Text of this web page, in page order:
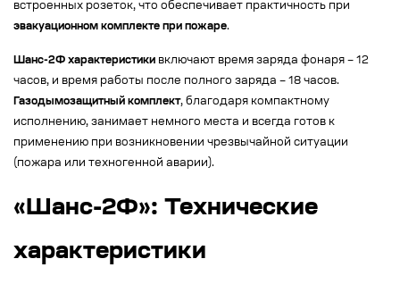
встроенных розеток, что обеспечивает практичность при
эвакуационном комплекте при пожаре.
Шанс-2Ф характеристики включают время заряда фонаря – 12
часов, и время работы после полного заряда – 18 часов.
Газодымозащитный комплект, благодаря компактному
исполнению, занимает немного места и всегда готов к
применению при возникновении чрезвычайной ситуации
(пожара или техногенной аварии).
«Шанс-2Ф»: Технические
характеристики